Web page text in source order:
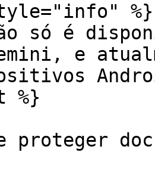
%}
só é
e
%}
proteger